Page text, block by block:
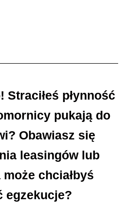
płynność
pukają do
Obawiasz się
leasingów lub
chciałbyś
egzekucje?